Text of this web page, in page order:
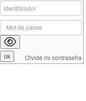
Olvidé mi contraseña